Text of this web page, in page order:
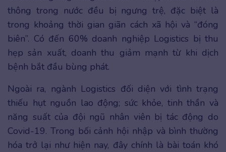
thông trong nước đều bị ngưng trệ, đặc biệt là
trong khoảng thời gian giãn cách xã hội và “đóng
biên”. Có đến 60% doanh nghiệp Logistics bị thu
hẹp sản xuất, doanh thu giảm mạnh từ khi dịch
bệnh bắt đầu bùng phát.
Ngoài ra, ngành Logistics đối diện với tình trạng
thiếu hụt nguồn lao động; sức khỏe, tinh thần và
năng suất của đội ngũ nhân viên bị tác động do
Covid-19. Trong bối cảnh hội nhập và bình thường
hóa trở lại như hiện nay, đây chính là bài toán khó